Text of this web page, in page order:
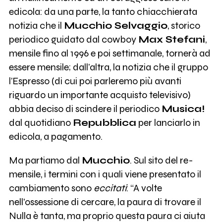
edicola: da una parte, la tanto chiacchierata
notizia che il Mucchio Selvaggio, storico
periodico guidato dal cowboy Max Stefani,
mensile fino al 1996 e poi settimanale, tornerà ad
essere mensile; dall’altra, la notizia che il gruppo
l’Espresso (di cui poi parleremo più avanti
riguardo un importante acquisto televisivo)
abbia deciso di scindere il periodico Musica!
dal quotidiano Repubblica per lanciarlo in
edicola, a pagamento.
Ma partiamo dal Mucchio. Sul sito del re-
mensile, i termini con i quali viene presentato il
cambiamento sono eccitati: “A volte
nell'ossessione di cercare, la paura di trovare il
Nulla è tanta, ma proprio questa paura ci aiuta